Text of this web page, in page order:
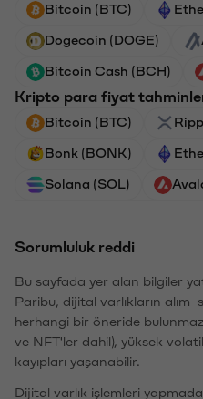
Bitcoin (BTC)
Dogecoin (DOGE)
Bitcoin Cash (BCH)
Kripto para fiyat
Bitcoin (BTC)
Bonk (BONK)
Solana (SOL)
Sorumluluk reddi
Bu sayfada yer alan bilgiler
Paribu, dijital varlıkların alım-
herhangi bir öneride
ve NFT'ler dahil), yüksek
kayıpları yaşanabilir.
Dijital varlık işlemleri